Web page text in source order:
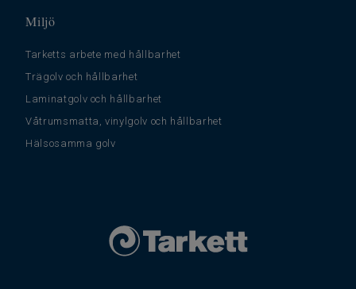
Miljö
Tarketts arbete med hållbarhet
Trägolv och hållbarhet
Laminatgolv och hållbarhet
Våtrumsmatta, vinylgolv och hållbarhet
Hälsosamma golv